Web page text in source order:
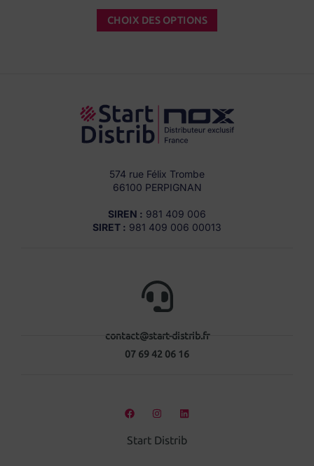
CHOIX DES OPTIONS
574 rue Félix Trombe
66100 PERPIGNAN
SIREN : 981 409 006
SIRET : 981 409 006 00013
contact@start-distrib.fr
07 69 42 06 16
Start Distrib